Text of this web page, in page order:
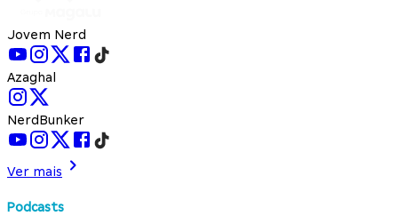
Jovem Nerd
Azaghal
NerdBunker
Ver mais
Podcasts